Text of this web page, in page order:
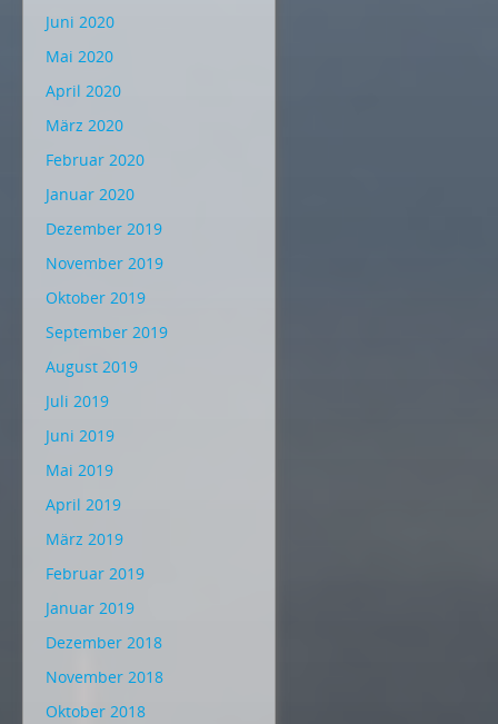
Juni 2020
Mai 2020
April 2020
März 2020
Februar 2020
Januar 2020
Dezember 2019
November 2019
Oktober 2019
September 2019
August 2019
Juli 2019
Juni 2019
Mai 2019
April 2019
März 2019
Februar 2019
Januar 2019
Dezember 2018
November 2018
Oktober 2018